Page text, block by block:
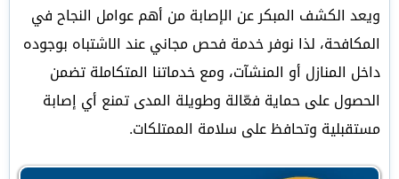
ويعد الكشف المبكر عن الإصابة من أهم عوامل النجاح في
المكافحة، لذا نوفر خدمة فحص مجاني عند الاشتباه بوجوده
داخل المنازل أو المنشآت، ومع خدماتنا المتكاملة تضمن
الحصول على حماية فعّالة وطويلة المدى تمنع أي إصابة
مستقبلية وتحافظ على سلامة الممتلكات.